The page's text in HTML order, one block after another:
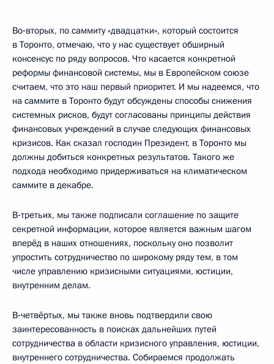
Во‑вторых, по саммиту «двадцатки», который состоится
в Торонто, отмечаю, что у нас существует обширный
консенсус по ряду вопросов. Что касается конкретной
реформы финансовой системы, мы в Европейском союзе
считаем, что это наш первый приоритет. И мы надеемся, что
на саммите в Торонто будут обсуждены способы снижения
системных рисков, будут согласованы принципы действия
финансовых учреждений в случае следующих финансовых
кризисов. Как сказал господин Президент, в Торонто мы
должны добиться конкретных результатов. Такого же
подхода необходимо придерживаться на климатическом
саммите в декабре.
В‑третьих, мы также подписали соглашение по защите
секретной информации, которое является важным шагом
вперёд в наших отношениях, поскольку оно позволит
упростить сотрудничество по широкому ряду тем, в том
числе управлению кризисными ситуациями, юстиции,
внутренним делам.
В‑четвёртых, мы также вновь подтвердили свою
заинтересованность в поисках дальнейших путей
сотрудничества в области кризисного управления, юстиции,
внутреннего сотрудничества. Собираемся продолжать